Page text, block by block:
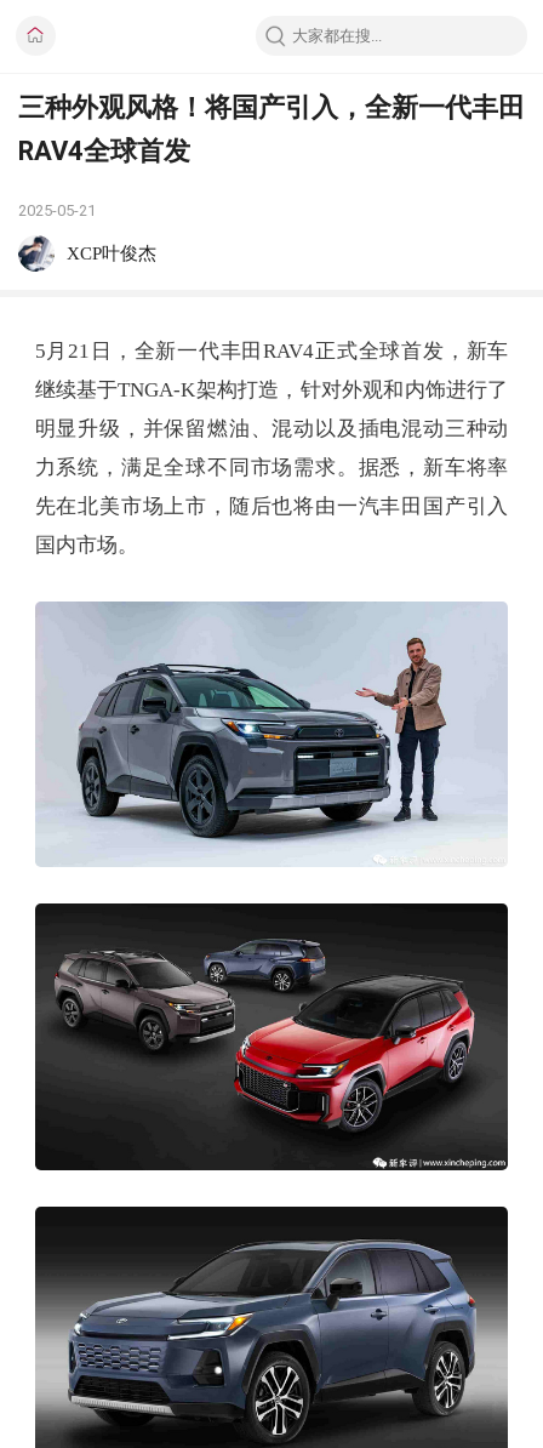
三种外观风格！将国产引入，全新一代丰田
RAV4全球首发
2025-05-21
XCP叶俊杰
5月21日，全新一代丰田RAV4正式全球首发，新车
继续基于TNGA-K架构打造，针对外观和内饰进行了
明显升级，并保留燃油、混动以及插电混动三种动
力系统，满足全球不同市场需求。据悉，新车将率
先在北美市场上市，随后也将由一汽丰田国产引入
国内市场。